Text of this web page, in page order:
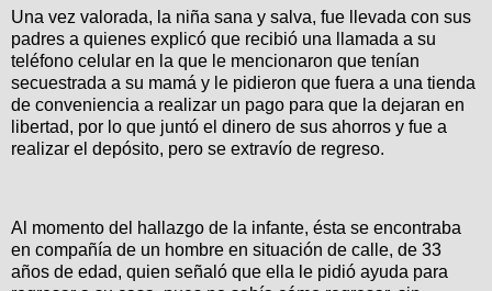
Una vez valorada, la niña sana y salva, fue llevada con sus
padres a quienes explicó que recibió una llamada a su
teléfono celular en la que le mencionaron que tenían
secuestrada a su mamá y le pidieron que fuera a una tienda
de conveniencia a realizar un pago para que la dejaran en
libertad, por lo que juntó el dinero de sus ahorros y fue a
realizar el depósito, pero se extravío de regreso.
Al momento del hallazgo de la infante, ésta se encontraba
en compañía de un hombre en situación de calle, de 33
años de edad, quien señaló que ella le pidió ayuda para